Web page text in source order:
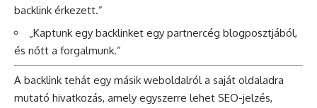
backlink érkezett.”
„Kaptunk egy backlinket egy partnercég blogposztjából,
és nőtt a forgalmunk.”
A backlink tehát egy másik weboldalról a saját oldaladra
mutató hivatkozás, amely egyszerre lehet SEO-jelzés,